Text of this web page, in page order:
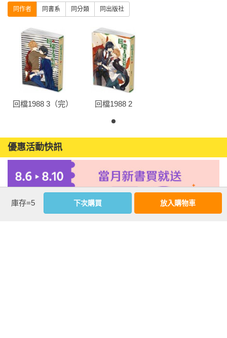
嚶」。小米陽的媽媽和小白洛川的媽媽很欣慰地說道：「他們
小米陽淚流滿面，難道他真的擺脫不掉白洛川這個大少爺了
嗎？
同作者 同書系 同分類 同出版社
回檔1988 3（完） 回檔1988 2
優惠活動快訊
庫存=5 下次購買 放入購物車